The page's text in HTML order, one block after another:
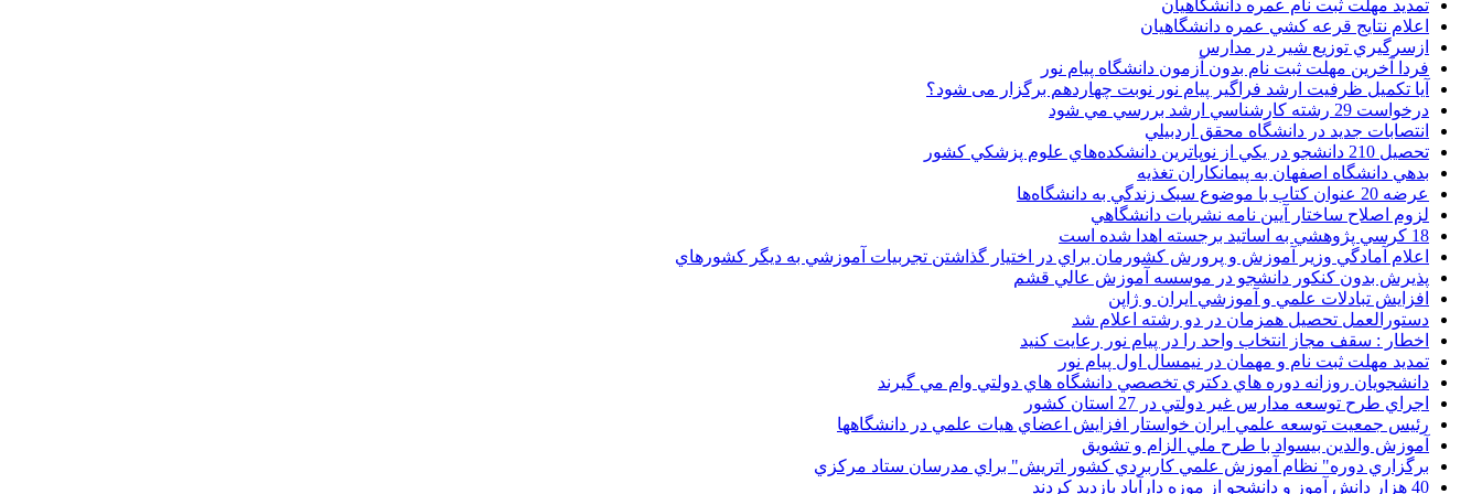
تمديد مهلت ثبت نام عمره دانشگاهيان
اعلام نتايج قرعه کشي عمره دانشگاهيان
ازسرگيري توزيع شير در مدارس
فردا آخرین مهلت ثبت نام بدون آزمون دانشگاه پیام نور
آیا تکمیل ظرفیت ارشد فراگیر پیام نور نوبت چهاردهم برگزار می شود؟
درخواست 29 رشته کارشناسي ارشد بررسي مي شود
انتصابات جديد در دانشگاه محقق اردبيلي
تحصيل 210 دانشجو در يکي از نوپاترين دانشکده‌هاي علوم پزشکي کشور
بدهي دانشگاه اصفهان به پيمانکاران تغذيه
عرضه 20 عنوان کتاب با موضوع سبک زندگي به دانشگاه‌ها
لزوم اصلاح ساختار آيين نامه نشريات دانشگاهي
18 کرسي پژوهشي به اساتيد برجسته اهدا شده است
اعلام آمادگي وزير آموزش و پرورش کشورمان براي در اختيار گذاشتن تجربيات آموزشي به ديگر کشورهاي
پذيرش بدون کنکور دانشجو در موسسه آموزش عالي قشم
افزايش تبادلات علمي و آموزشي ايران و ژاپن
دستورالعمل تحصیل همزمان در دو رشته اعلام شد
اخطار : سقف مجاز انتخاب واحد را در پیام نور رعایت کنید
تمدید مهلت ثبت نام و مهمان در نیمسال اول پیام نور
دانشجويان روزانه دوره هاي دكتري تخصصي دانشگاه هاي دولتي وام مي گيرند
اجراي طرح توسعه مدارس غير دولتي در 27 استان کشور
رئيس جمعيت توسعه علمي ايران خواستار افزايش اعضاي هيات علمي در دانشگاهها
آموزش والدين بيسواد با طرح ملي الزام و تشويق
برگزاري دوره" نظام آموزش علمي كاربردي كشور اتريش" براي مدرسان ستاد مرکزي
40 هزار دانش آموز و دانشجو از موزه دارآباد بازديد کردند